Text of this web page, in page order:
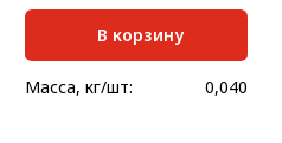
В корзину
Масса, кг/шт: 0,040